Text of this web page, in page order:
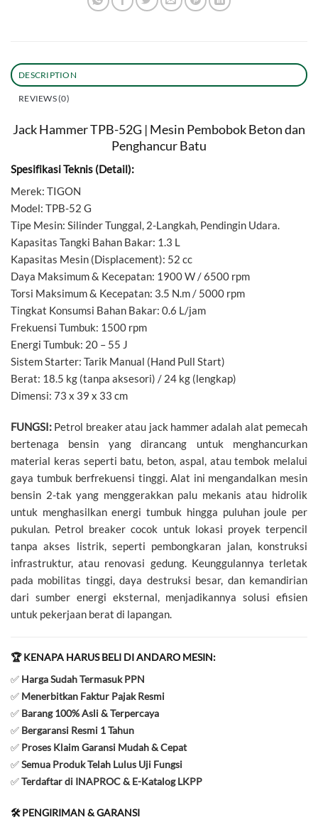
DESCRIPTION
REVIEWS (0)
Jack Hammer TPB-52G | Mesin Pembobok Beton dan
Penghancur Batu
Spesifikasi Teknis (Detail):
Merek: TIGON
Model: TPB-52 G
Tipe Mesin: Silinder Tunggal, 2-Langkah, Pendingin Udara.
Kapasitas Tangki Bahan Bakar: 1.3 L
Kapasitas Mesin (Displacement): 52 cc
Daya Maksimum & Kecepatan: 1900 W / 6500 rpm
Torsi Maksimum & Kecepatan: 3.5 N.m / 5000 rpm
Tingkat Konsumsi Bahan Bakar: 0.6 L/jam
Frekuensi Tumbuk: 1500 rpm
Energi Tumbuk: 20 – 55 J
Sistem Starter: Tarik Manual (Hand Pull Start)
Berat: 18.5 kg (tanpa aksesori) / 24 kg (lengkap)
Dimensi: 73 x 39 x 33 cm
FUNGSI: Petrol breaker atau jack hammer adalah alat pemecah
bertenaga bensin yang dirancang untuk menghancurkan
material keras seperti batu, beton, aspal, atau tembok melalui
gaya tumbuk berfrekuensi tinggi. Alat ini mengandalkan mesin
bensin 2-tak yang menggerakkan palu mekanis atau hidrolik
untuk menghasilkan energi tumbuk hingga puluhan joule per
pukulan. Petrol breaker cocok untuk lokasi proyek terpencil
tanpa akses listrik, seperti pembongkaran jalan, konstruksi
infrastruktur, atau renovasi gedung. Keunggulannya terletak
pada mobilitas tinggi, daya destruksi besar, dan kemandirian
dari sumber energi eksternal, menjadikannya solusi efisien
untuk pekerjaan berat di lapangan.
🏆 KENAPA HARUS BELI DI ANDARO MESIN:
✅ Harga Sudah Termasuk PPN
✅ Menerbitkan Faktur Pajak Resmi
✅ Barang 100% Asli & Terpercaya
✅ Bergaransi Resmi 1 Tahun
✅ Proses Klaim Garansi Mudah & Cepat
✅Semua Produk Telah Lulus Uji Fungsi
✅Terdaftar di INAPROC & E-Katalog LKPP
🛠️ PENGIRIMAN & GARANSI